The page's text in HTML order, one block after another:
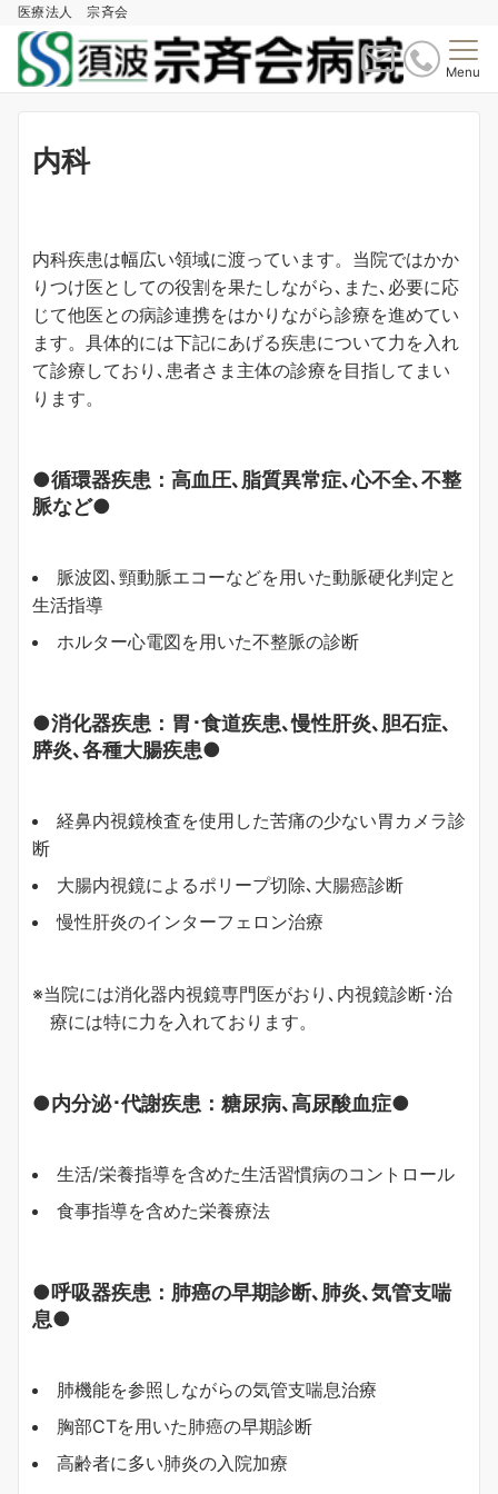
医療法人 宗斉会
Menu
内科
内科疾患は幅広い領域に渡っています。当院ではかか
りつけ医としての役割を果たしながら､また､必要に応
じて他医との病診連携をはかりながら診療を進めてい
ます。具体的には下記にあげる疾患について力を入れ
て診療しており､患者さま主体の診療を目指してまい
ります。
●循環器疾患：高血圧､脂質異常症､心不全､不整
脈など●
脈波図､頸動脈エコーなどを用いた動脈硬化判定と
生活指導
ホルター心電図を用いた不整脈の診断
●消化器疾患：胃･食道疾患､慢性肝炎､胆石症､
膵炎､各種大腸疾患●
経鼻内視鏡検査を使用した苦痛の少ない胃カメラ診
断
大腸内視鏡によるポリープ切除､大腸癌診断
慢性肝炎のインターフェロン治療
※当院には消化器内視鏡専門医がおり､内視鏡診断･治
療には特に力を入れております。
●内分泌･代謝疾患：糖尿病､高尿酸血症●
生活/栄養指導を含めた生活習慣病のコントロール
食事指導を含めた栄養療法
●呼吸器疾患：肺癌の早期診断､肺炎､気管支喘
息●
肺機能を参照しながらの気管支喘息治療
胸部CTを用いた肺癌の早期診断
高齢者に多い肺炎の入院加療